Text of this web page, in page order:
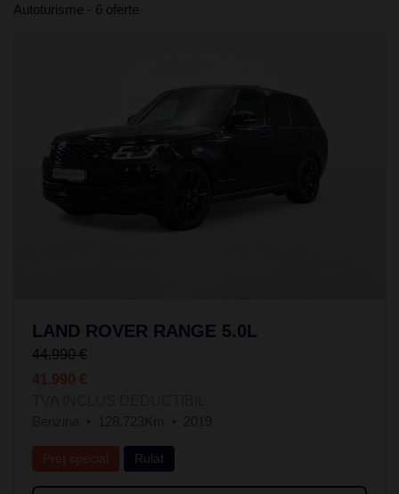
Autoturisme - 6 oferte
LAND ROVER RANGE 5.0L
44.990 €
41.990 €
Preț special Rulat